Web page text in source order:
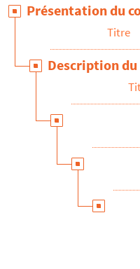
Présentation du
Titre
Description du